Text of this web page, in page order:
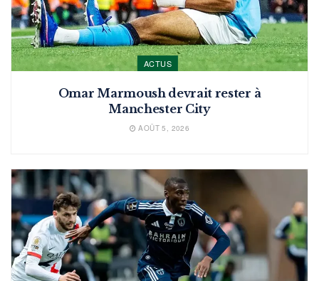
ACTUS
Omar Marmoush devrait rester à
Manchester City
AOÛT 5, 2026